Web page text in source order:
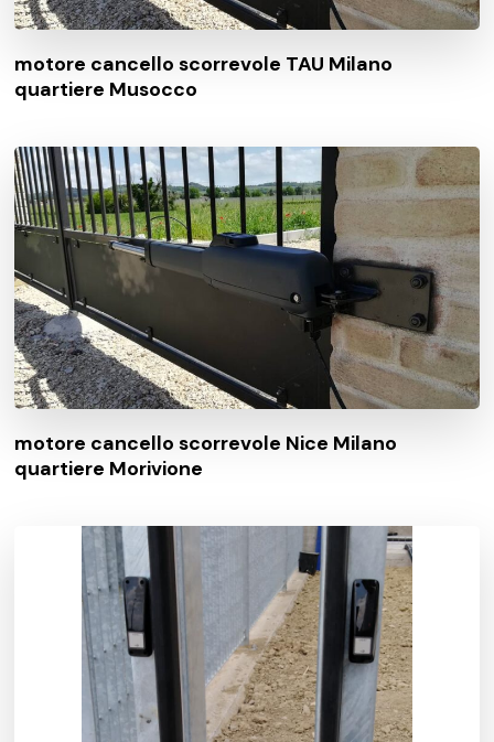
motore cancello scorrevole TAU Milano
quartiere Musocco
motore cancello scorrevole Nice Milano
quartiere Morivione